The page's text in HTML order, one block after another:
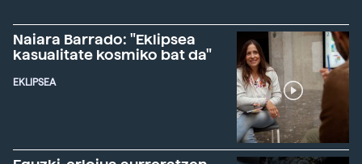
Naiara Barrado: "Eklipsea
kasualitate kosmiko bat da"
EKLIPSEA